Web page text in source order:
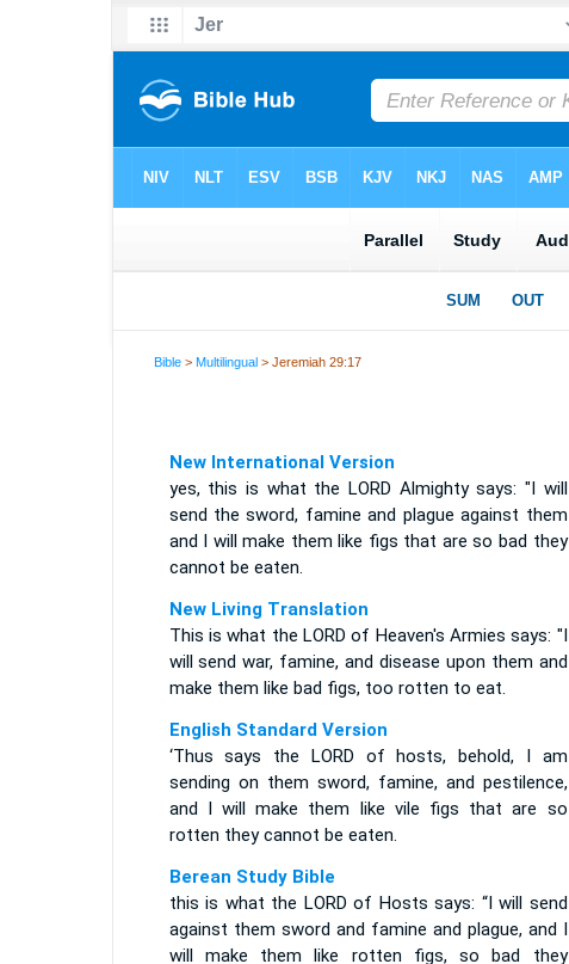
Bible >Multilingual > Jeremiah 29:17
New International Version
yes, this is what the LORD Almighty says: "I will
send the sword, famine and plague against them
and I will make them like figs that are so bad they
cannot be eaten.
New Living Translation
This is what the LORD of Heaven's Armies says: "I
will send war, famine, and disease upon them and
make them like bad figs, too rotten to eat.
English Standard Version
‘Thus says the LORD of hosts, behold, I am
sending on them sword, famine, and pestilence,
and I will make them like vile figs that are so
rotten they cannot be eaten.
Berean Study Bible
this is what the LORD of Hosts says: “I will send
against them sword and famine and plague, and I
will make them like rotten figs, so bad they